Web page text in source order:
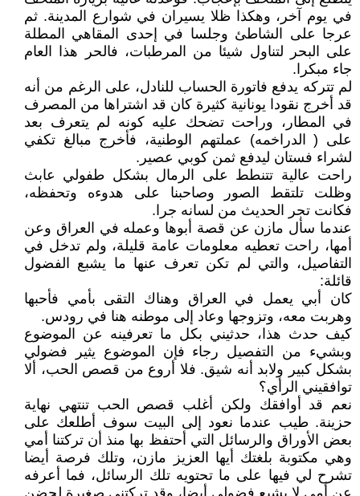
في يوم آخر، وهكذا ظلا يسيران في شوارع المدينة. ثم
عرجا على الشاطئ وجلسا في إحدى المقاهي المطلة
على البحر لتناول شيئا من المرطبات، فالحر هذا العام
جاء مبكرا.
لم تتركه يدفع فاتورة الحساب للنادل، على الرغم من أنه
قد أخرج نقودا يونانية كثيرة كان قد اشتراها من المصرف
في المطار، وراحت تضحك عليه كونه لم يتعرف بعد
على ( الدراخمه) عملتهم الوطنية، فأخرج مبالغ تكفي
لشراء فستان ليدفع ثمن كوبي عصير.
راحت عالية تتنطط على الرمال بشكل طفولي عابث
وظلت تلتقط الصور وصاحبنا على هدوءه وتحفظه،
فكانت تجر الحديث من لسانه جرا.
عندما سأل مازن عن قصة أبوها وعمله في العراق وعن
أمها، راحت تعطيه معلومات عامة قليلة، ولم تدخل في
التفاصيل، والتي لم تكن تعرف عنها ما يشبع الفضول
قائلة:
كان أبي يعمل في العراق وهناك التقى بأمي فأحبها
وهربت معه، وتزوجها وعاد إلى موطنه هنا في رودس.
كيف حدث هذا، حدثيني بكل ما تعرفينه عن الموضوع
وبشيء من التفصيل رجاء فإن الموضوع يثير فضولي
بشكل كبير ولابد أنه شيق. فلا أروع من قصص الحب، ألا
توافقيني الرأي؟
نعم قد أوافقك ولكن أغلب قصص الحب تنتهي نهاية
حزينة. طيب عندما نعود إلى البيت سوف أطلعك على
بعض الأوراق والرسائل التي أحتفظ بها منذ أن تركتنا أمي
وهي مكتوبة بلغتك أيها العزيز مازن، وتلك فرصة أيضا
تشرح لي فيها على ما تحتويه تلك الرسائل، فما أعرفه